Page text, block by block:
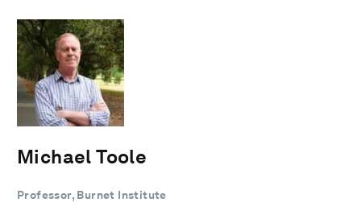
Michael Toole
Professor, Burnet Institute